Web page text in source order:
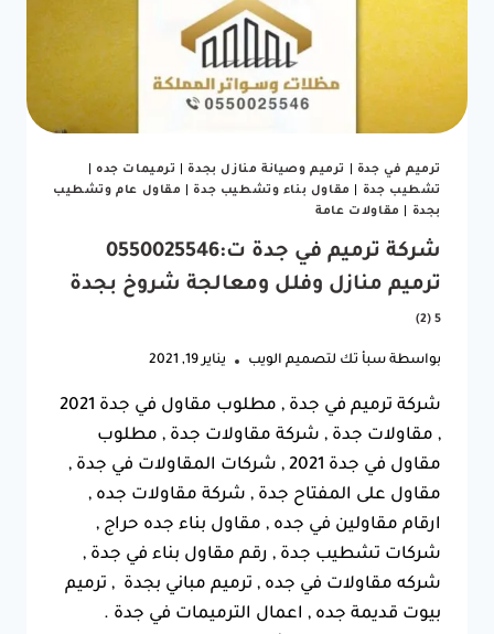
ترميم في جدة ترميم وصيانة منازل بجدة ترميمات جده|
تشطيب جدة
مقاول بناء وتشطيب جدة
مقاول عام وتشطيب
بجدة
مقاولات عامة
شركة ترميم في جدة ت:0550025546
ترميم منازل وفلل ومعالجة شروخ بجدة
5 (2)
بواسطة سبأ تك لتصميم الويب يناير 19, 2021
شركة ترميم في جدة , مطلوب مقاول في جدة 2021
, مقاولات جدة , شركة مقاولات جدة , مطلوب
مقاول في جدة 2021 , شركات المقاولات في جدة ,
مقاول على المفتاح جدة , شركة مقاولات جده ,
ارقام مقاولين في جده , مقاول بناء جده حراج ,
شركات تشطيب جدة , رقم مقاول بناء في جدة ,
شركه مقاولات في جده , ترميم مباني بجدة , ترميم
بيوت قديمة جده , اعمال الترميمات في جدة .